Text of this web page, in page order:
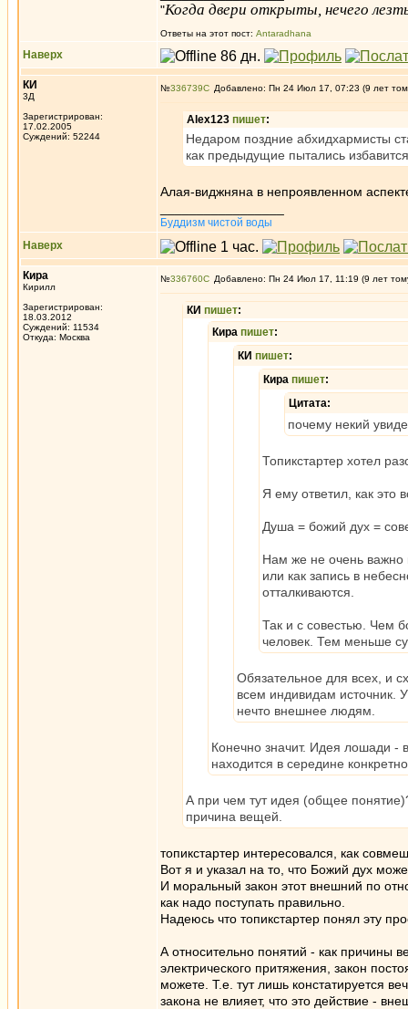
"Когда двери открыты, нечего
Ответы на этот пост: Antaradhana
Наверх
КИ
3Д
Зарегистрирован:
17.02.2005
Суждений: 52244
№336739 Добавлено: Пн 24 Июл 17, 07:23 (9 лет
Alex123 пишет:
Недаром поздние абхидхармисты
как предыдущие пытались
Алая-виджняна в непроявленном
Буддизм чистой воды
Наверх
Кира
Кирилл
Зарегистрирован:
18.03.2012
Суждений: 11534
Откуда: Москва
№336760 Добавлено: Пн 24 Июл 17, 11:19 (9 лет
КИ пишет:
Кира пишет:
КИ пишет:
Кира пишет:
Цитата:
почему некий
Топикстартер хотел
Я ему ответил, как это
Душа = божий дух =
Нам же не очень важно
или как запись в
отталкиваются.
Так и с совестью. Чем
человек. Тем меньше
Обязательное для всех, и
всем индивидам источник.
нечто внешнее людям.
Конечно значит. Идея лошади
находится в середине
А при чем тут идея (общее
причина вещей.
топикстартер интересовался, как
Вот я и указал на то, что Божий дух
И моральный закон этот внешний по
как надо поступать правильно.
Надеюсь что топикстартер понял эту
А относительно понятий - как причины
электрического притяжения, закон
можете. Т.е. тут лишь констатируется
закона не влияет, что это действие -